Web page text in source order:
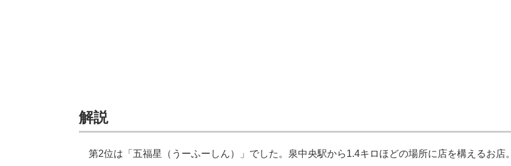
解説
第2位は「五福星（うーふーしん）」でした。泉中央駅から1.4キロほどの場所に店を構えるお店。